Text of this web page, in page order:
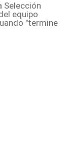
Selección
equipo
"termine